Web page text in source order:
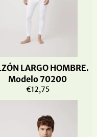
LARGO HOMBRE.
Modelo 70200
Precio
habitual
€12,75